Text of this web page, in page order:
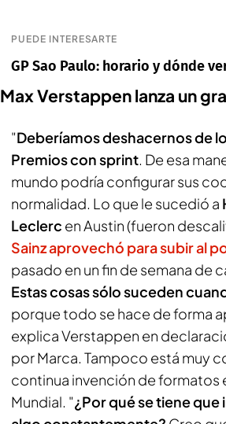
PUEDE INTERESARTE
GP Sao Paulo: horario y dónde
Max Verstappen lanza un
"Deberíamos deshacernos de
Premios con sprint. De esa
mundo podría configurar sus
normalidad. Lo que le sucedió a
Leclerc en Austin (fueron
Sainzaprovechó para subir al
pasado en un fin de semana de
Estas cosas sólo suceden
porque todo se hace de forma
explica Verstappen en
por Marca. Tampoco está muy
continua invención de formatos
Mundial. "¿Por qué se tiene